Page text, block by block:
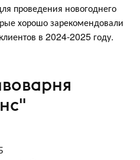
проведения новогоднего
хорошо зарекомендовали
в 2024-2025 году.